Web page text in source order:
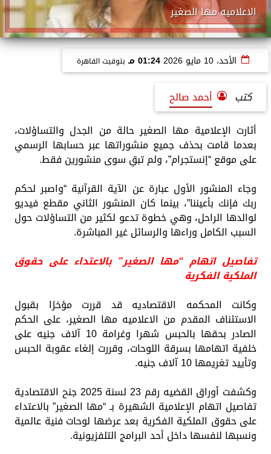
الاعلاميه مها الصغير
الأحد، 10 مايو 2026 01:24 مـ بتوقيت القاهرة
كتب
أحمد صالح
أثارت الإعلامية مها الصغير حالة من الجدل والتساؤلات،
بعدما قامت بحذف جميع منشوراتها عبر حسابها الرسمي
على موقع “إنستجرام”، ولم تبقِ سوى منشورين فقط.
وجاء المنشور الأول عبارة عن الآية القرآنية “واصبر لحكم
ربك فإنك بأعيننا”، بينما كان المنشور الثاني مقطع فيديو
لوالدها الراحل، وهي خطوة تدعو لكثير من التساؤلات حول
السبب الكامل وراءها والرسائل غير المباشرة.
تفاصيل اتهام “مها الصغير” بالاعتداء على حقوق
الملكية الفكرية
وكانت المحكمه الاقتصاديه قد قررت مؤخرًا بقبول
الاستئناف المقدم من الاعلاميه مها الصغير، على الحكم
الصادر بحقها بالحبس شهرا وغرامة 10 آلاف جنيه على
خلفية اتهامها بسرقة اللوحات، وقررت إلغاء عقوبة الحبس
وتأييد تغريمها 10 آلاف جنيه.
وكشفت أوراق القضيه رقم 23 لسنة 2025 جنح الاقتصادية
تفاصيل اتهام الإعلامية الشهيرة بـ “مها الصغير” بالاعتداء
على حقوق الملكية الفكرية بعد عرضها لوحات فنية عالمية
ونسبها لنفسها داخل أحد البرامج التلفزيونية.